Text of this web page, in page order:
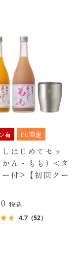
有 EC限定
はじめてセッ
かん・もも）<タ
ー付>【初回クー
税込
4.7 （52）